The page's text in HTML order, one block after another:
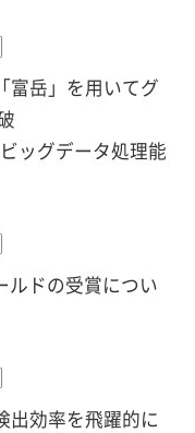
富岳」を用いてグ
ッグデータ処理能
ルドの受賞につい
出効率を飛躍的に